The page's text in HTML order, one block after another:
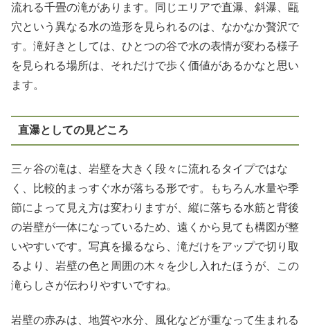
流れる千畳の滝があります。同じエリアで直瀑、斜瀑、甌
穴という異なる水の造形を見られるのは、なかなか贅沢で
す。滝好きとしては、ひとつの谷で水の表情が変わる様子
を見られる場所は、それだけで歩く価値があるかなと思い
ます。
直瀑としての見どころ
三ヶ谷の滝は、岩壁を大きく段々に流れるタイプではな
く、比較的まっすぐ水が落ちる形です。もちろん水量や季
節によって見え方は変わりますが、縦に落ちる水筋と背後
の岩壁が一体になっているため、遠くから見ても構図が整
いやすいです。写真を撮るなら、滝だけをアップで切り取
るより、岩壁の色と周囲の木々を少し入れたほうが、この
滝らしさが伝わりやすいですね。
岩壁の赤みは、地質や水分、風化などが重なって生まれる